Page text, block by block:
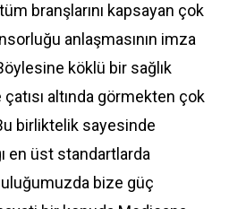
branşlarını kapsayan çok
anlaşmasının imza
köklü bir sağlık
altında görmekten çok
birliktelik sayesinde
en üst standartlarda
bize güç